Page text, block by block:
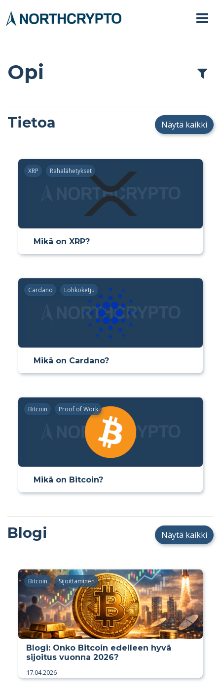
Opi
Tietoa Näytä kaikki
XRP Rahalähetykset
Mikä on XRP?
Cardano Lohkoketju
Mikä on Cardano?
Bitcoin Proof of Work
Mikä on Bitcoin?
Blogi Näytä kaikki
Bitcoin Sijoittaminen
Blogi: Onko Bitcoin edelleen hyvä
sijoitus vuonna 2026?
17.04.2026